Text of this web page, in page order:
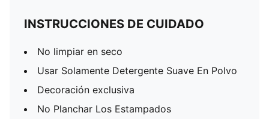
INSTRUCCIONES DE CUIDADO
No limpiar en seco
Usar Solamente Detergente Suave En Polvo
Decoración exclusiva
No Planchar Los Estampados